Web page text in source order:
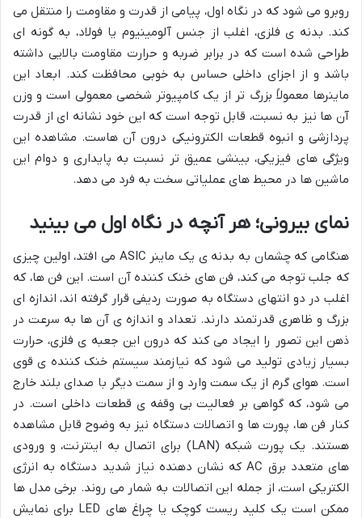
روبرو می شود که در نگاه اول، پیامی از قدرت و مقاومت را منتقل می
کند. بدنه ی فلزی، اغلب از جنس آلومینیوم یا فولاد، به گونه ای
طراحی شده است که در برابر ضربه و حرارت مقاومت بالایی داشته
باشد و از اجزای داخلی حساس به خوبی محافظت کند. ابعاد این
ماینرها معمولاً بزرگ تر از یک کامپیوتر شخصی معمولی است و وزن
آن ها نیز به نسبت، قابل توجه است که این خود نشانه ای از قدرت
پردازشی و انبوه قطعات الکترونیکی درون آن هاست. مشاهده این
ویژگی های فیزیکی، بینشی عمیق تر نسبت به پایداری و دوام این
ماشین ها در محیط های عملیاتی سخت به فرد می دهد.
نمای بیرونی؛ هر آنچه در نگاه اول می بینید
هنگامی که چشمان به بدنه ی یک ماینر ASIC می افتد، اولین چیزی
که جلب توجه می کند، فن های خنک کننده آن است. این فن ها، که
اغلب در دو انتهای دستگاه به صورت ردیفی قرار گرفته اند، اندازه ای
بزرگ و ظاهری قدرتمند دارند. تعداد و اندازه ی آن ها به سرعت در
ذهن این تصور را ایجاد می کند که درون این جعبه ی فلزی، حرارت
بسیار زیادی تولید می شود که نیازمند سیستم خنک کننده ی قوی
است. هوای گرم از یک سمت وارد و از سمت دیگر با صدای بلند خارج
می شود، که گواهی بر فعالیت بی وقفه ی قطعات داخلی است. در
کنار فن ها، پورت ها و اتصالات دستگاه نیز به وضوح قابل مشاهده
هستند. یک پورت شبکه (LAN) برای اتصال به اینترنت، و ورودی
های متعدد برق AC که نشان دهنده نیاز شدید دستگاه به انرژی
الکتریکی است، از جمله این اتصالات به شمار می روند. برخی مدل ها
ممکن است یک کلید ریست کوچک یا چراغ های LED برای نمایش